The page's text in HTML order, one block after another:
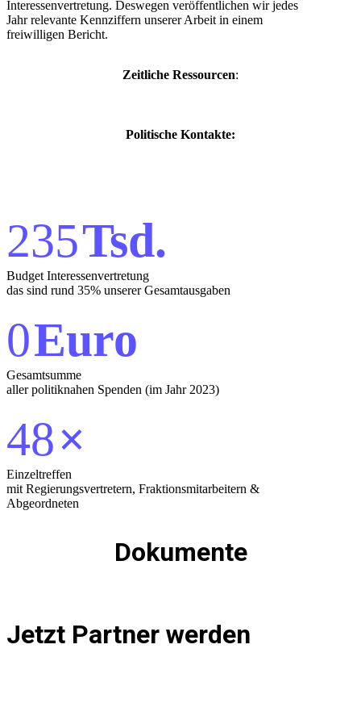
Interessenvertretung. Deswegen veröffentlichen wir jedes
Jahr relevante Kennziffern unserer Arbeit in einem
freiwilligen Bericht.
Zeitliche Ressourcen:
Politische Kontakte:
235Tsd.
Budget Interessenvertretung
das sind rund 35% unserer Gesamtausgaben
0Euro
Gesamtsumme
aller politiknahen Spenden (im Jahr 2023)
48×
Einzeltreffen
mit Regierungsvertretern, Fraktionsmitarbeitern &
Abgeordneten
Dokumente
Jetzt Partner werden